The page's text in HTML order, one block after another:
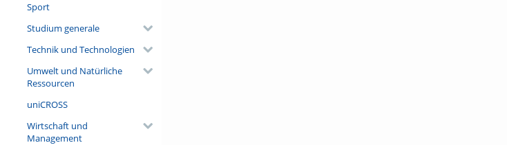
Sport
Studium generale
Technik und Technologien
Umwelt und Natürliche
Ressourcen
uniCROSS
Wirtschaft und
Management